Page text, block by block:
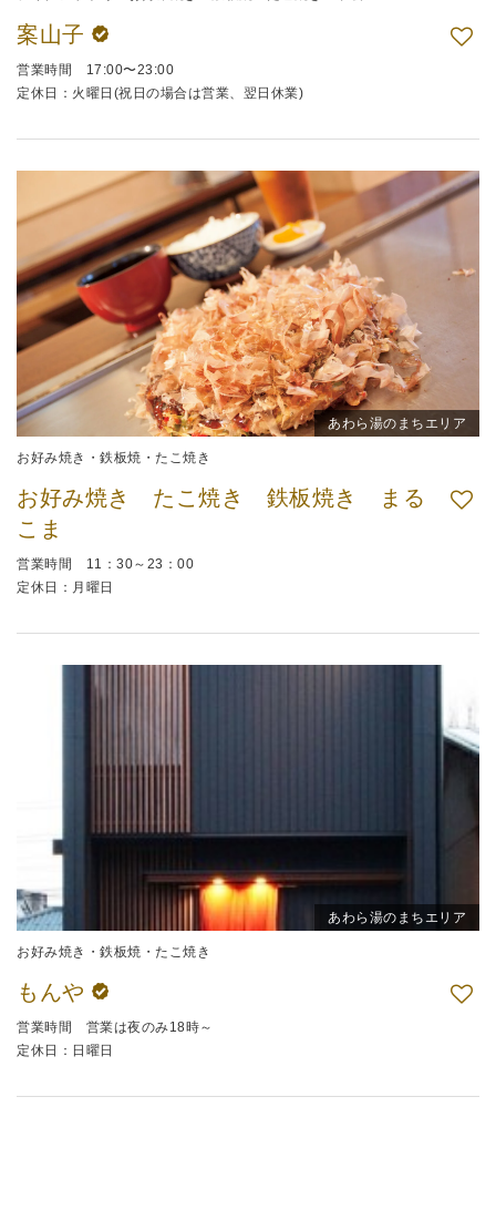
案山子
営業時間 17:00〜23:00
定休日：火曜日(祝日の場合は営業、翌日休業)
あわら湯のまちエリア
お好み焼き・鉄板焼・たこ焼き
お好み焼き たこ焼き 鉄板焼き まる
こま
営業時間 11：30～23：00
定休日：月曜日
あわら湯のまちエリア
お好み焼き・鉄板焼・たこ焼き
もんや
営業時間 営業は夜のみ18時～
定休日：日曜日